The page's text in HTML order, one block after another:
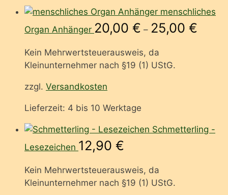
menschliches
Organ Anhänger 20,00 € – 25,00 €
Kein Mehrwertsteuerausweis, da
Kleinunternehmer nach §19 (1) UStG.
zzgl. Versandkosten
Lieferzeit: 4 bis 10 Werktage
Schmetterling -
Lesezeichen 12,90 €
Kein Mehrwertsteuerausweis, da
Kleinunternehmer nach §19 (1) UStG.